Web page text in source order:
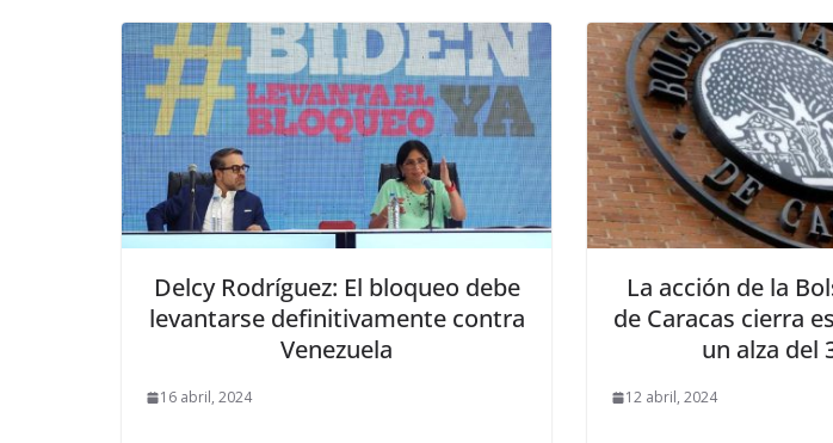
Delcy Rodríguez: El bloqueo debe
levantarse definitivamente contra
Venezuela
16 abril, 2024
La acción de la
de Caracas cierra
un alza del
12 abril, 2024